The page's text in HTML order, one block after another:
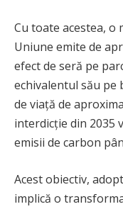
Cu toate acestea, o
Uniune emite de
efect de seră pe
echivalentul său pe
de viață de
interdicție din 2035
emisii de carbon
Acest obiectiv,
implică o